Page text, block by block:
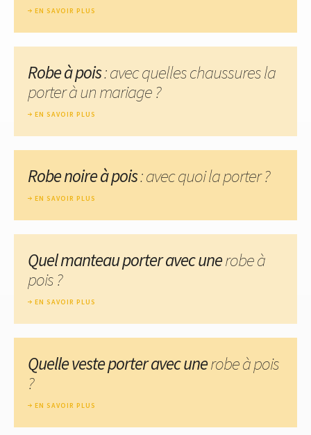
EN SAVOIR PLUS
Robe à pois: avec quelles chaussures la
porter à un mariage ?
EN SAVOIR PLUS
Robe noire à pois: avec quoi la porter ?
EN SAVOIR PLUS
Quel manteau porter avec unerobe à
pois ?
EN SAVOIR PLUS
Quelle veste porter avec unerobe à pois
?
EN SAVOIR PLUS